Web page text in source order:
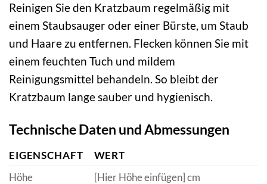
Reinigen Sie den Kratzbaum regelmäßig mit
einem Staubsauger oder einer Bürste, um Staub
und Haare zu entfernen. Flecken können Sie mit
einem feuchten Tuch und mildem
Reinigungsmittel behandeln. So bleibt der
Kratzbaum lange sauber und hygienisch.
Technische Daten und Abmessungen
EIGENSCHAFT
WERT
Höhe
[Hier Höhe einfügen] cm